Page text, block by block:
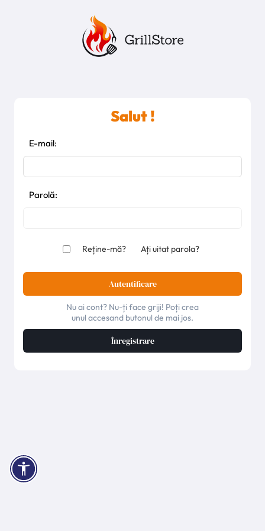
Salut !
E-mail:
Parolă:
Reține-mă? Ați uitat parola?
Autentificare
Nu ai cont? Nu-ți face griji! Poți crea
unul accesand butonul de mai jos.
Înregistrare